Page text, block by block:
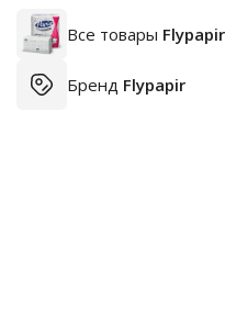
Все товары Flypapir
Бренд Flypapir